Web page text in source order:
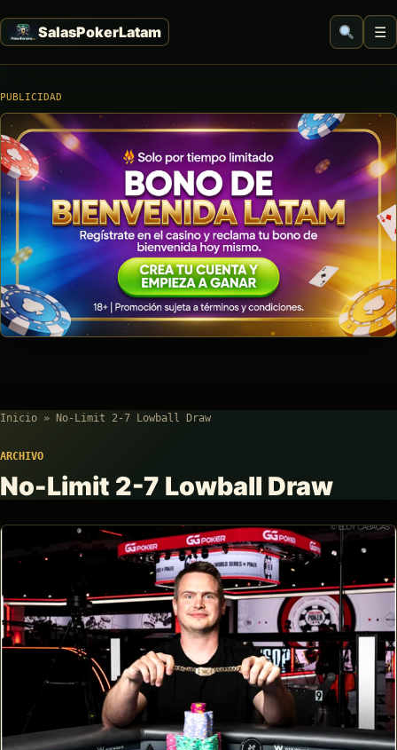
☰
PUBLICIDAD
Inicio » No-Limit 2-7 Lowball Draw
ARCHIVO
No-Limit 2-7 Lowball Draw